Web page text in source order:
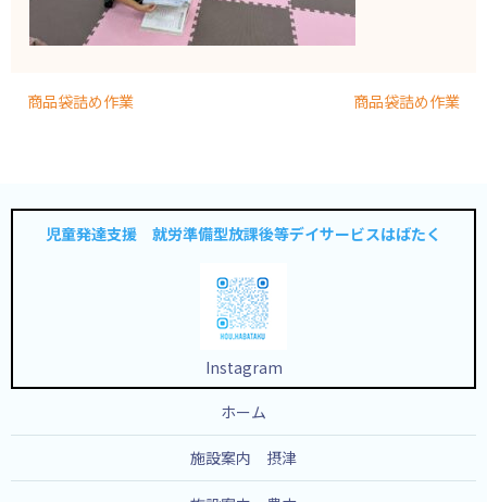
商品袋詰め作業 商品袋詰め作業
児童発達支援 就労準備型放課後等デイサービスはばたく
Instagram
ホーム
施設案内 摂津